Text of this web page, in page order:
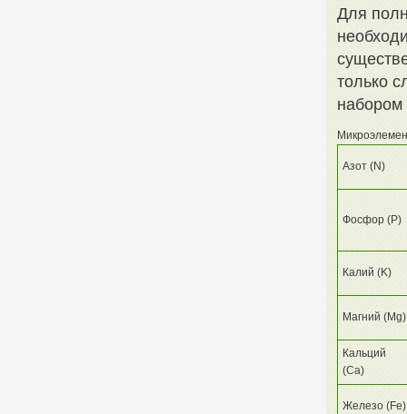
Для
только
набором
Азот (N)
Фосфор (P)
Калий (K)
Магний (Mg)
Кальций
(Ca)
Железо (Fe)